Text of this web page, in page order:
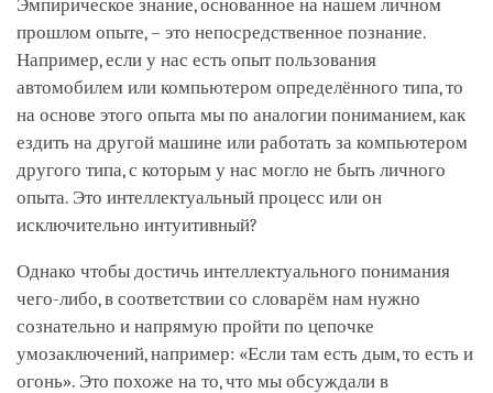
Эмпирическое знание, основанное на нашем личном
прошлом опыте, – это непосредственное познание.
Например, если у нас есть опыт пользования
автомобилем или компьютером определённого типа, то
на основе этого опыта мы по аналогии пониманием, как
ездить на другой машине или работать за компьютером
другого типа, с которым у нас могло не быть личного
опыта. Это интеллектуальный процесс или он
исключительно интуитивный?
Однако чтобы достичь интеллектуального понимания
чего-либо, в соответствии со словарём нам нужно
сознательно и напрямую пройти по цепочке
умозаключений, например: «Если там есть дым, то есть и
огонь». Это похоже на то, что мы обсуждали в